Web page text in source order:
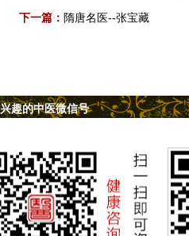
下一篇： 隋唐名医--张宝藏
趣的中医微信号